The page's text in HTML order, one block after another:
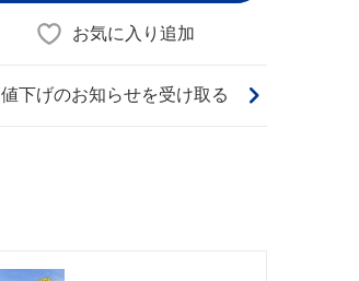
お気に入り追加
値下げのお知らせを受け取る